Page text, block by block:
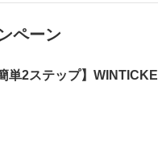
ペーン
簡単2ステップ】